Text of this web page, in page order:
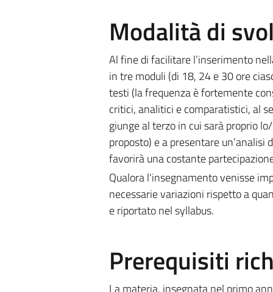
Modalità di
Al fine di facilitare l’inserimento
in tre moduli (di 18, 24 e 30 ore
testi (la frequenza è fortemente
critici, analitici e comparatistici, al
giunge al terzo in cui sarà proprio
proposto) e a presentare
favorirà una costante
Qualora l'insegnamento venisse
necessarie variazioni rispetto a
e riportato nel syllabus.
Prerequisiti
La materia, insegnata nel primo